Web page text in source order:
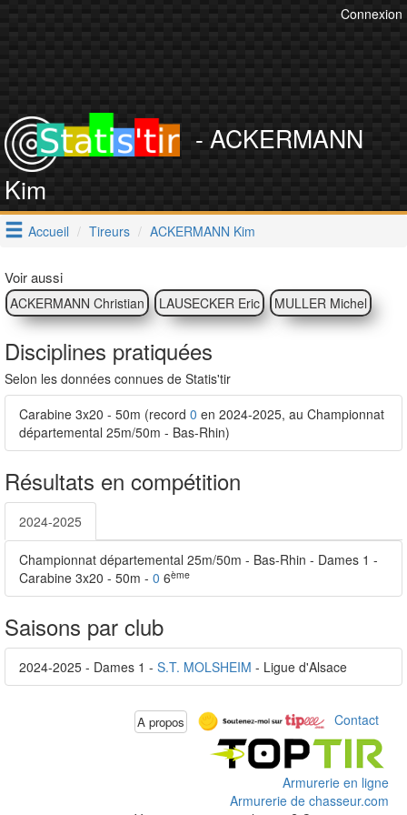
Connexion
- ACKERMANN
Kim
Accueil Tireurs ACKERMANN Kim
Voir aussi
ACKERMANN Christian LAUSECKER Eric MULLER Michel
Disciplines pratiquées
Selon les données connues de Statis'tir
Carabine 3x20 - 50m (record 0 en 2024-2025, au Championnat
départemental 25m/50m - Bas-Rhin)
Résultats en compétition
2024-2025
Championnat départemental 25m/50m - Bas-Rhin - Dames 1 -
Carabine 3x20 - 50m - 0 6ème
Saisons par club
2024-2025 - Dames 1 - S.T. MOLSHEIM - Ligue d'Alsace
A propos Contact
Armurerie en ligne
Armurerie de chasseur.com